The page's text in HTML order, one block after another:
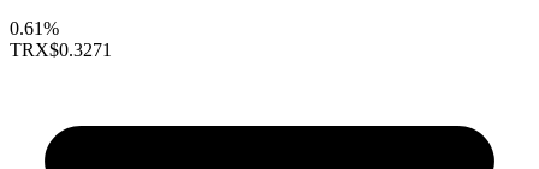
0.61%
TRX$0.3271